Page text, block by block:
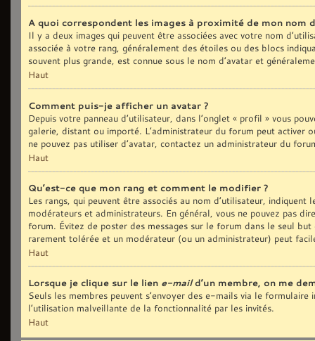
A quoi correspondent les images à proximité de mon nom
Il y a deux images qui peuvent être associées avec votre nom
associée à votre rang, généralement des étoiles ou des blocs
souvent plus grande, est connue sous le nom d’avatar et
Haut
Comment puis-je afficher un avatar ?
Depuis votre panneau d’utilisateur, dans l’onglet « profil » vous
galerie, distant ou importé. L’administrateur du forum peut activer
ne pouvez pas utiliser d’avatar, contactez un administrateur du
Haut
Qu’est-ce que mon rang et comment le modifier ?
Les rangs, qui peuvent être associés au nom d’utilisateur,
modérateurs et administrateurs. En général, vous ne pouvez pas
forum. Évitez de poster des messages sur le forum dans le seul
rarement tolérée et un modérateur (ou un administrateur) peut
Haut
Lorsque je clique sur le lien e-maild’un membre, on me
Seuls les membres peuvent s’envoyer des e-mails via le
l’utilisation malveillante de la fonctionnalité par les invités.
Haut